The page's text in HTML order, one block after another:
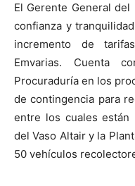
El Gerente General
confianza y
incremento de
Emvarias. Cuenta
Procuraduría en los
de contingencia para
entre los cuales están
del Vaso Altair y la
50 vehículos